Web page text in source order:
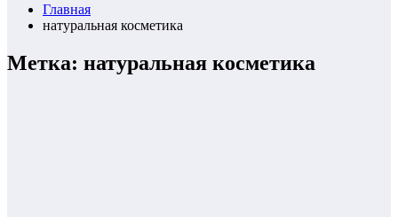
Главная
натуральная косметика
Метка: натуральная косметика